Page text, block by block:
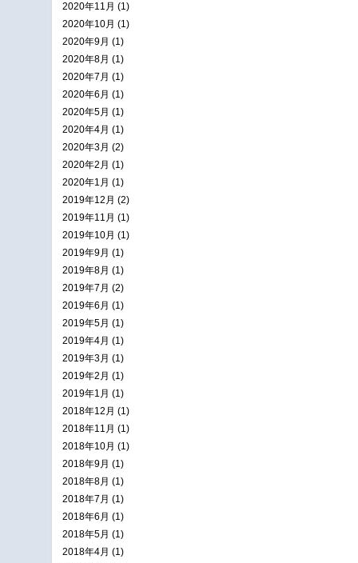
2020年11月 (1)
2020年10月 (1)
2020年9月 (1)
2020年8月 (1)
2020年7月 (1)
2020年6月 (1)
2020年5月 (1)
2020年4月 (1)
2020年3月 (2)
2020年2月 (1)
2020年1月 (1)
2019年12月 (2)
2019年11月 (1)
2019年10月 (1)
2019年9月 (1)
2019年8月 (1)
2019年7月 (2)
2019年6月 (1)
2019年5月 (1)
2019年4月 (1)
2019年3月 (1)
2019年2月 (1)
2019年1月 (1)
2018年12月 (1)
2018年11月 (1)
2018年10月 (1)
2018年9月 (1)
2018年8月 (1)
2018年7月 (1)
2018年6月 (1)
2018年5月 (1)
2018年4月 (1)